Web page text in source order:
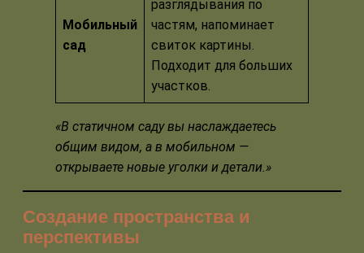
Мобильный
сад
разглядывания по
частям, напоминает
свиток картины.
Подходит для больших
участков.
«В статичном саду вы наслаждаетесь
общим видом, а в мобильном —
открываете новые уголки и детали.»
Создание пространства и
перспективы